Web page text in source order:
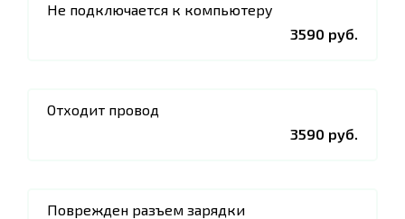
Не подключается к компьютеру
3590 руб.
Отходит провод
3590 руб.
Поврежден разъем зарядки